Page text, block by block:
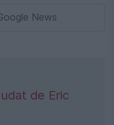
News
de Eric